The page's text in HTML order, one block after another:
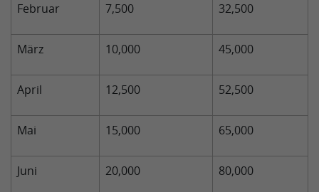
Februar 7,500 32,500
März 10,000 45,000
April 12,500 52,500
Mai 15,000 65,000
Juni 20,000 80,000